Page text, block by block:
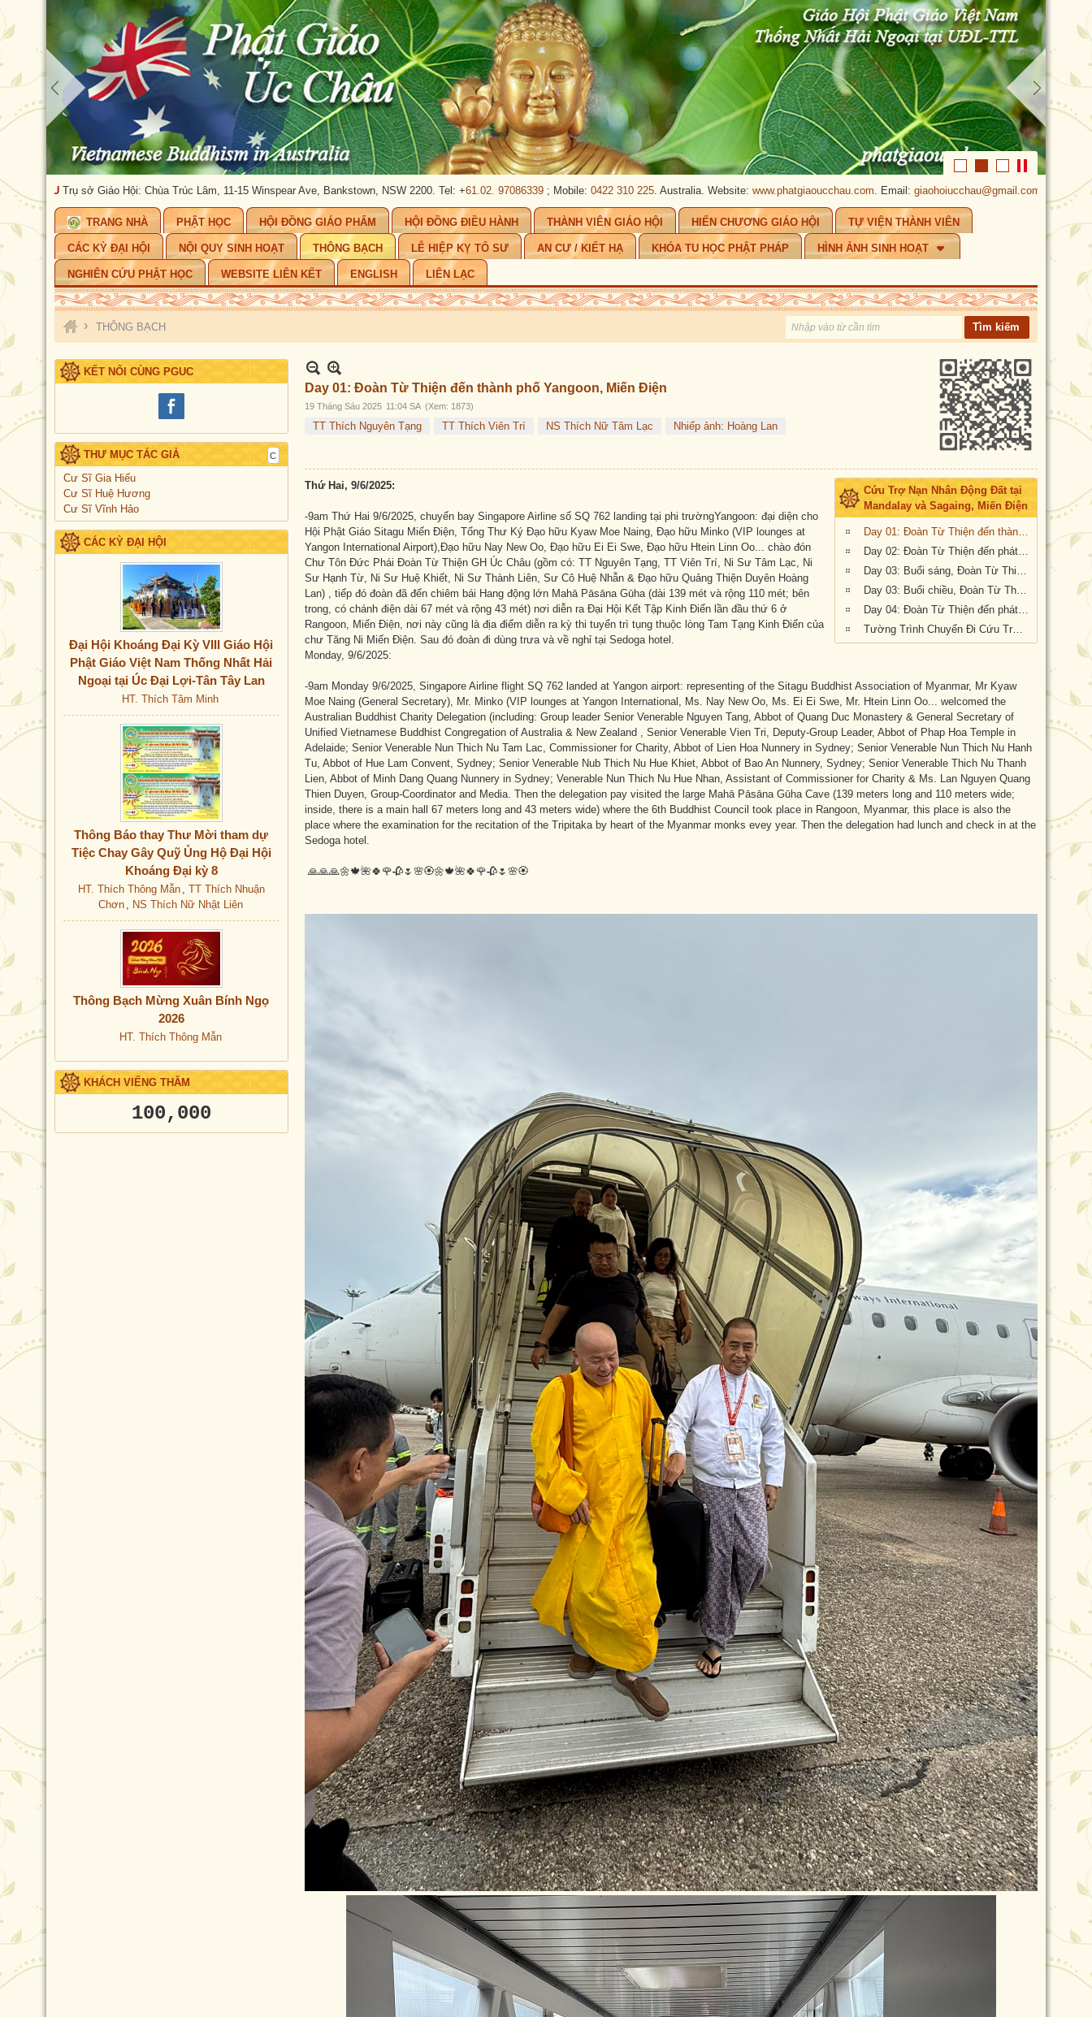
sở Giáo Hội: Chùa Trúc Lâm, 11-15 Winspear Ave, Bankstown, NSW 2200. Tel: +61.02. 97086339; Mobile:0422 310 225 . Australia.Website:www.phatgiaoucchau.com. Email:giaohoiucchau@gmail.com. PHẬT GIÁO ÚC
TRANG NHÀ PHẬT HỌC HỘI ĐỒNG GIÁO PHẨM HỘI ĐỒNG ĐIỀU HÀNH THÀNH VIÊN GIÁO HỘI HIẾN CHƯƠNG GIÁO HỘI TỰ VIỆN THÀNH VIÊN
CÁC KỲ ĐẠI HỘI NỘI QUY SINH HOẠT THÔNG BẠCH LỄ HIỆP KỴ TỔ SƯ AN CƯ / KIẾT HẠ KHÓA TU HỌC PHẬT PHÁP HÌNH ẢNH SINH HOẠT
NGHIÊN CỨU PHẬT HỌC WEBSITE LIÊN KẾT ENGLISH LIÊN LẠC
› THÔNG BẠCH
KẾT NỐI CÙNG PGUC
THƯ MỤC TÁC GIẢ
Cư Sĩ Gia Hiếu
Cư Sĩ Huệ Hương
Cư Sĩ Vĩnh Hảo
CÁC KỲ ĐẠI HỘI
Đại Hội Khoáng Đại Kỳ VIII Giáo Hội
Phật Giáo Việt Nam Thống Nhất Hải
Ngoại tại Úc Đại Lợi-Tân Tây Lan
HT. Thích Tâm Minh
Thông Báo thay Thư Mời tham dự
Tiệc Chay Gây Quỹ Ủng Hộ Đại Hội
Khoáng Đại kỳ 8
HT. Thích Thông Mẫn , TT Thích Nhuận
Chơn , NS Thích Nữ Nhật Liên
Thông Bạch Mừng Xuân Bính Ngọ
2026
HT. Thích Thông Mẫn
KHÁCH VIẾNG THĂM
100,000
Day 01: Đoàn Từ Thiện đến thành phố Yangoon, Miến Điện
19 Tháng Sáu 2025 11:04 SA (Xem: 1873)
TT Thích Nguyên Tạng TT Thích Viên Trí NS Thích Nữ Tâm Lạc Nhiếp ảnh: Hoàng Lan
Cứu Trợ Nạn Nhân Động Đất tại
Mandalay và Sagaing, Miến Điện
Day 01: Đoàn Từ Thiện đến thành phố Yangoon, Miến Điện
Day 02: Đoàn Từ Thiện đến phát quà tình thượng tại thành phố Sagaing, Miến Điện
Day 03: Buổi sáng, Đoàn Từ Thiện đến phát quà tình thương tại thành phố Sagaing, Miến Điện
Day 03: Buổi chiều, Đoàn Từ Thiện đến phát quà tình thương tại thành phố Sagaing, Miến Điện
Day 04: Đoàn Từ Thiện đến phát quà tình thương tại thành phố Mandalay, Miến Điện
Tường Trình Chuyến Đi Cứu Trợ Miến Điện từ ngày 09 đến ngày 12/06/2025
Thứ Hai, 9/6/2025:
-9am Thứ Hai 9/6/2025, chuyến bay Singapore Airline số SQ 762 landing tại phi trườngYangoon: đại diện cho
Hội Phật Giáo Sitagu Miến Điện, Tổng Thư Ký Đạo hữu Kyaw Moe Naing, Đạo hữu Minko (VIP lounges at
Yangon International Airport),Đạo hữu Nay New Oo, Đạo hữu Ei Ei Swe, Đạo hữu Htein Linn Oo... chào đón
Chư Tôn Đức Phái Đoàn Từ Thiện GH Úc Châu (gồm có: TT Nguyên Tạng, TT Viên Trí, Ni Sư Tâm Lạc, Ni
Sư Hạnh Từ, Ni Sư Huệ Khiết, Ni Sư Thành Liên, Sư Cô Huệ Nhẫn & Đạo hữu Quảng Thiện Duyên Hoàng
Lan) , tiếp đó đoàn đã đến chiêm bái Hang động lớn Mahā Pāsāna Gūha (dài 139 mét và rộng 110 mét; bên
trong, có chánh điện dài 67 mét và rộng 43 mét) nơi diễn ra Đại Hội Kết Tập Kinh Điển lần đầu thứ 6 ở
Rangoon, Miến Điện, nơi này cũng là địa điểm diễn ra kỳ thi tuyển trì tụng thuộc lòng Tam Tạng Kinh Điển của
chư Tăng Ni Miến Điện. Sau đó đoàn đi dùng trưa và về nghỉ tại Sedoga hotel.
Monday, 9/6/2025:
-9am Monday 9/6/2025, Singapore Airline flight SQ 762 landed at Yangon airport: representing of the Sitagu Buddhist Association of Myanmar, Mr Kyaw
Moe Naing (General Secretary), Mr. Minko (VIP lounges at Yangon International, Ms. Nay New Oo, Ms. Ei Ei Swe, Mr. Htein Linn Oo... welcomed the
Australian Buddhist Charity Delegation (including: Group leader Senior Venerable Nguyen Tang, Abbot of Quang Duc Monastery & General Secretary of
Unified Vietnamese Buddhist Congregation of Australia & New Zealand , Senior Venerable Vien Tri, Deputy-Group Leader, Abbot of Phap Hoa Temple in
Adelaide; Senior Venerable Nun Thich Nu Tam Lac, Commissioner for Charity, Abbot of Lien Hoa Nunnery in Sydney; Senior Venerable Nun Thich Nu Hanh
Tu, Abbot of Hue Lam Convent, Sydney; Senior Venerable Nub Thich Nu Hue Khiet, Abbot of Bao An Nunnery, Sydney; Senior Venerable Thich Nu Thanh
Lien, Abbot of Minh Dang Quang Nunnery in Sydney; Venerable Nun Thich Nu Hue Nhan, Assistant of Commissioner for Charity & Ms. Lan Nguyen Quang
Thien Duyen, Group-Coordinator and Media. Then the delegation pay visited the large Mahā Pāsāna Gūha Cave (139 meters long and 110 meters wide;
inside, there is a main hall 67 meters long and 43 meters wide) where the 6th Buddhist Council took place in Rangoon, Myanmar, this place is also the
place where the examination for the recitation of the Tripitaka by heart of the Myanmar monks evey year. Then the delegation had lunch and check in at the
Sedoga hotel.
🙏🙏🙏🌼🍁🌺🍀🌹🥀🌷🌸🏵️🌼🍁🌺🍀🌹🥀🌷🌸🏵️